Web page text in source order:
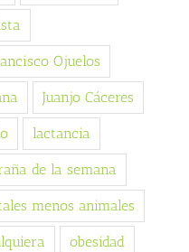
Ojuelos
Juanjo Cáceres
lactancia
de la semana
menos animales
obesidad